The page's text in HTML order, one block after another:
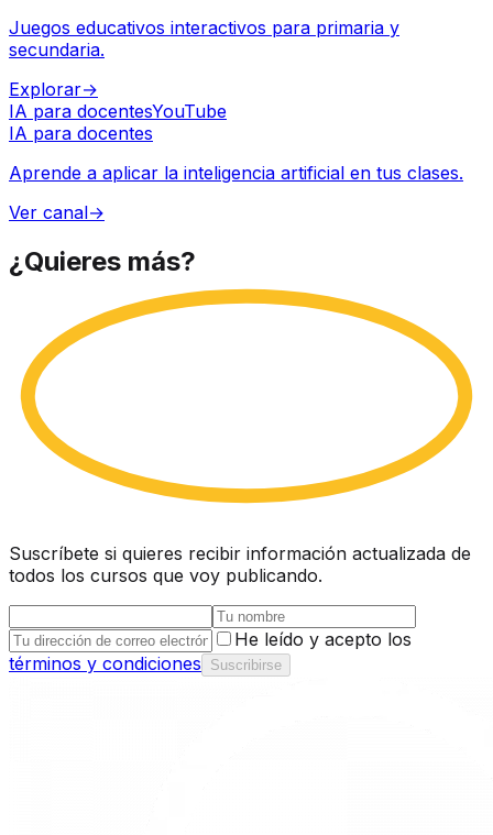
Juegos educativos interactivos para primaria y
secundaria.
Explorar→
IA para docentesYouTube
IA para docentes
Aprende a aplicar la inteligencia artificial en tus clases.
Ver canal→
¿Quieres más?
Suscríbete si quieres recibir información actualizada de
todos los cursos que voy publicando.
He leído y acepto los
términos y condiciones
Suscribirse